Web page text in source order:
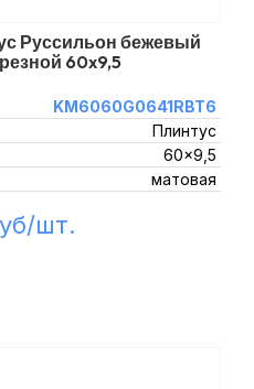
Руссильон бежевый
60x9,5
KM6060G0641RBT6
Плинтус
60x9,5
матовая
шт.